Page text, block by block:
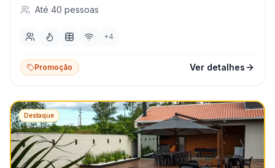
Até 40 pessoas
+4
Promoção Ver detalhes
Destaque